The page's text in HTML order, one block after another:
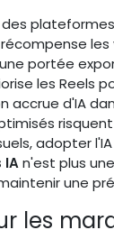
les
portée
les Reels
accrue d'IA
adopter
IAn'est plus
une
les